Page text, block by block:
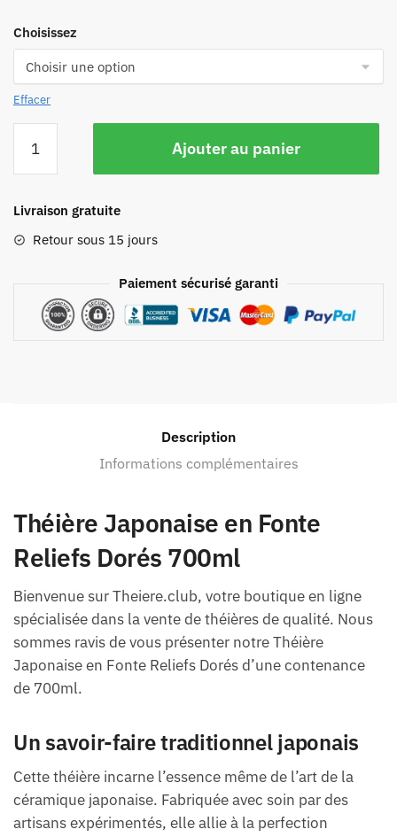
Choisissez
Effacer
Ajouter au panier
Livraison gratuite
Retour sous 15 jours
Paiement sécurisé garanti
Description
Informations complémentaires
Théière Japonaise en Fonte
Reliefs Dorés 700ml
Bienvenue sur Theiere.club, votre boutique en ligne
spécialisée dans la vente de théières de qualité. Nous
sommes ravis de vous présenter notre Théière
Japonaise en Fonte Reliefs Dorés d’une contenance
de 700ml.
Un savoir-faire traditionnel japonais
Cette théière incarne l’essence même de l’art de la
céramique japonaise. Fabriquée avec soin par des
artisans expérimentés, elle allie à la perfection